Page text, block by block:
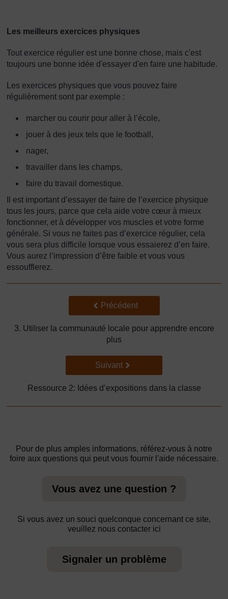
Les meilleurs exercices physiques
Tout exercice régulier est une bonne chose, mais c'est
toujours une bonne idée d'essayer d'en faire une habitude.
Les exercices physiques que vous pouvez faire
régulièrement sont par exemple :
marcher ou courir pour aller à l’école,
jouer à des jeux tels que le football,
nager,
travailler dans les champs,
faire du travail domestique.
Il est important d’essayer de faire de l’exercice physique
tous les jours, parce que cela aide votre cœur à mieux
fonctionner, et à développer vos muscles et votre forme
générale. Si vous ne faites pas d’exercice régulier, cela
vous sera plus difficile lorsque vous essaierez d’en faire.
Vous aurez l’impression d’être faible et vous vous
essoufflerez.
Précédent
Précédent
3. Utiliser la communauté locale pour apprendre encore
plus
Suivant
Suivant
Ressource 2: Idées d’expositions dans la classe
Pour de plus amples informations, référez-vous à notre
foire aux questions qui peut vous fournir l'aide nécessaire.
Vous avez une question ?
Si vous avez un souci quelconque concernant ce site,
veuillez nous contacter ici
Signaler un problème